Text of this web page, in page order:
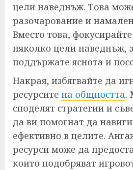
цели наведнъж. Това
разочарование и
Вместо това,
няколко цели наведнъж,
поддържате яснота и
Накрая, избягвайте да
ресурсите на общността.
споделят стратегии и
да ви помогнат да
ефективно в целите.
ресурси може да
които подобряват